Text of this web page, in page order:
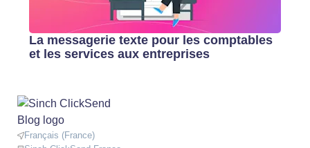
La messagerie texte pour les comptables
et les services aux entreprises
Français (France)